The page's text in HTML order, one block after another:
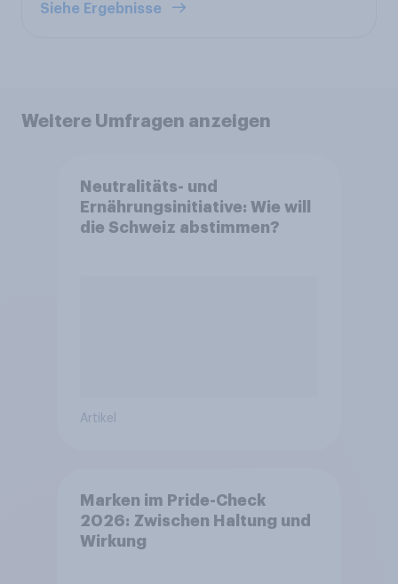
Siehe Ergebnisse
Weitere Umfragen anzeigen
Neutralitäts- und
Ernährungsinitiative: Wie will
die Schweiz abstimmen?
Artikel
Marken im Pride-Check
2026: Zwischen Haltung und
Wirkung